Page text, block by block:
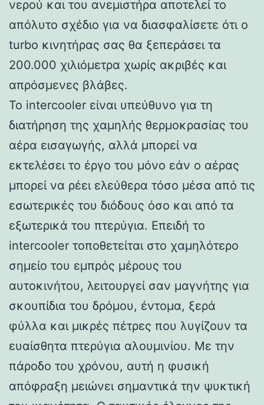
νερού και του ανεμιστήρα αποτελεί το
απόλυτο σχέδιο για να διασφαλίσετε ότι ο
turbo κινητήρας σας θα ξεπεράσει τα
200.000 χιλιόμετρα χωρίς ακριβές και
απρόσμενες βλάβες.
Το intercooler είναι υπεύθυνο για τη
διατήρηση της χαμηλής θερμοκρασίας του
αέρα εισαγωγής, αλλά μπορεί να
εκτελέσει το έργο του μόνο εάν ο αέρας
μπορεί να ρέει ελεύθερα τόσο μέσα από τις
εσωτερικές του διόδους όσο και από τα
εξωτερικά του πτερύγια. Επειδή το
intercooler τοποθετείται στο χαμηλότερο
σημείο του εμπρός μέρους του
αυτοκινήτου, λειτουργεί σαν μαγνήτης για
σκουπίδια του δρόμου, έντομα, ξερά
φύλλα και μικρές πέτρες που λυγίζουν τα
ευαίσθητα πτερύγια αλουμινίου. Με την
πάροδο του χρόνου, αυτή η φυσική
απόφραξη μειώνει σημαντικά την ψυκτική